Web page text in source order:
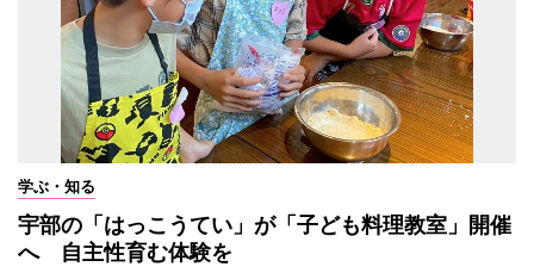
学ぶ・知る
宇部の「はっこうてい」が「子ども料理教室」開催
へ 自主性育む体験を